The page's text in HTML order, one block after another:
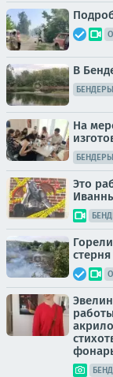
В
БЕНДЕРЫ
На
БЕНДЕРЫ
Это
стерня